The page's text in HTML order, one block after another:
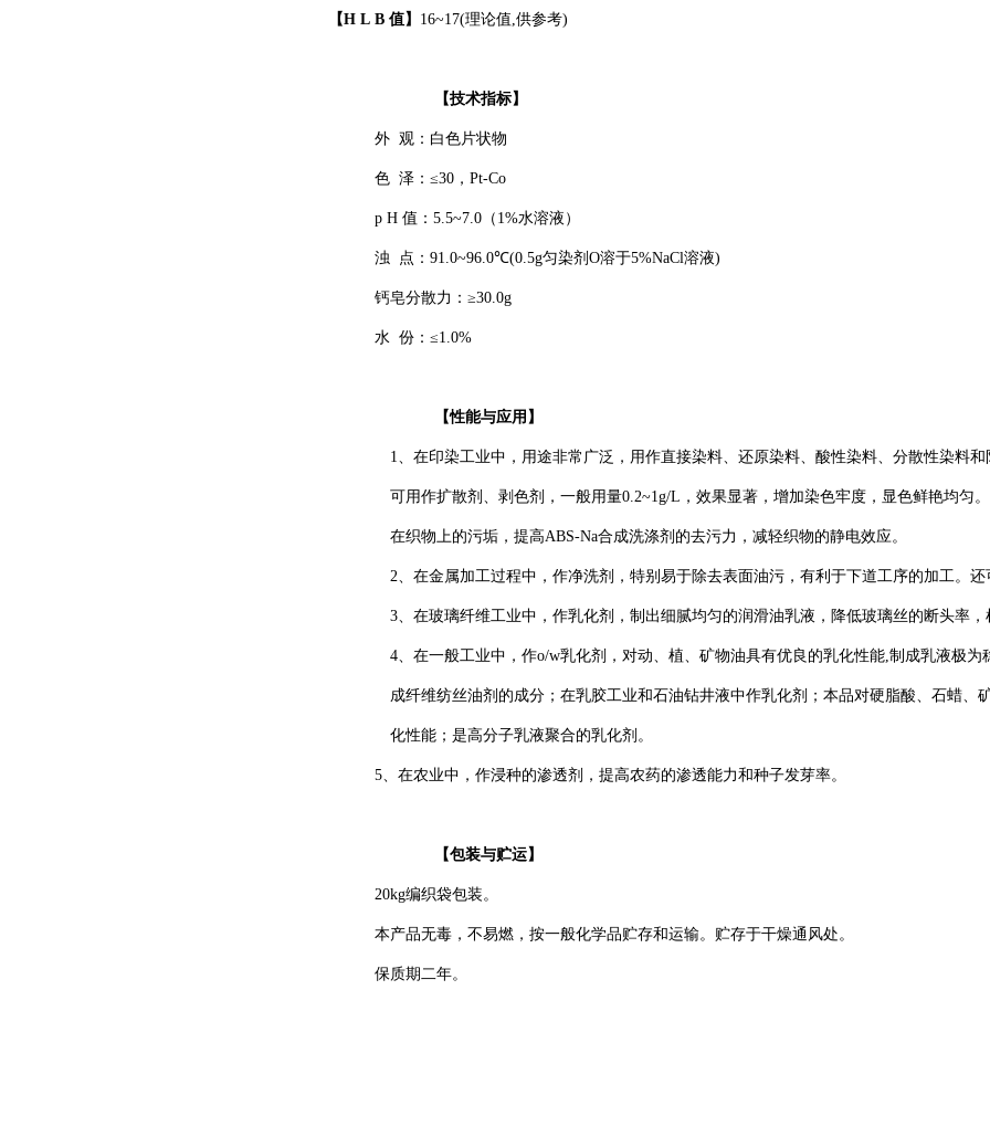
【H L B 值】 16~17(理论值,供参考)
【技术指标】
外 观：白色片状物
色 泽： ≤30 ， Pt-Co
p H 值： 5.5~7.0 （ 1%水溶液）
浊 点： 91.0~96.0℃(0.5g匀染剂 O溶于5%NaCl溶液)
钙皂分散力： ≥30.0g
水 份： ≤1.0%
【性能与应用 】
1、在印染工业中， 用途非常广泛，用作直接染料、还原染料、酸性染料、分散性染料
可用作扩散剂、剥色剂， 一般用量0.2~1g/L ， 效果显著，增加染色牢度，显色鲜艳均匀
在织物上的污垢，提高ABS-Na合成洗涤剂的去污力，减轻织物的静电效应。
2、在金属加工过程中，作净洗剂 ， 特别易于除去表面油污，有利于下道工序的加工。 还
3、在玻璃纤维工业中 ， 作乳化剂，制出细腻均匀的润滑油乳液 ， 降低玻璃丝的断头率
4、在一般工业中，作o/w乳化剂 ， 对动、植、矿物油具有优良的乳化性能,制成乳液极为
成纤维纺丝油剂的成分；在乳胶工业和石油钻井液中作乳化剂；本品对硬脂酸、石蜡、
化性能；是高分子乳液聚合的乳化剂。
5、在农业中，作浸种的渗透剂 ， 提高农药的渗透能力和种子发芽率。
【包装与贮运】
20kg编织袋包装。
本产品无毒， 不易燃，按一般化学品贮存和运输。贮存于干燥通风处。
保质期二年。